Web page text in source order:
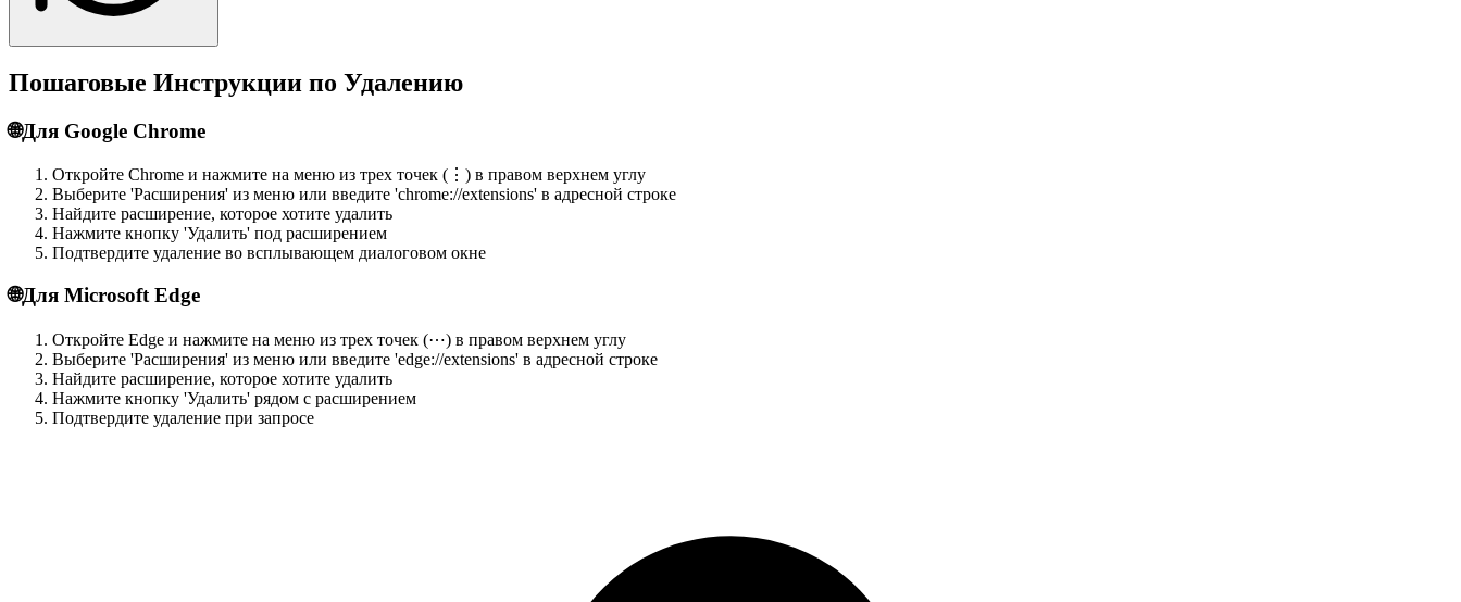
Пошаговые Инструкции по Удалению
🌐Для Google Chrome
Откройте Chrome и нажмите на меню из трех точек (⋮) в правом верхнем углу
Выберите 'Расширения' из меню или введите 'chrome://extensions' в адресной строке
Найдите расширение, которое хотите удалить
Нажмите кнопку 'Удалить' под расширением
Подтвердите удаление во всплывающем диалоговом окне
🌐Для Microsoft Edge
Откройте Edge и нажмите на меню из трех точек (⋯) в правом верхнем углу
Выберите 'Расширения' из меню или введите 'edge://extensions' в адресной строке
Найдите расширение, которое хотите удалить
Нажмите кнопку 'Удалить' рядом с расширением
Подтвердите удаление при запросе